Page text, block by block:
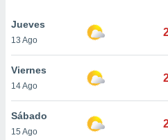
aceptar
de
sitio
En
sean
Jueves
13 Ago
Viernes
14 Ago
Sábado
15 Ago